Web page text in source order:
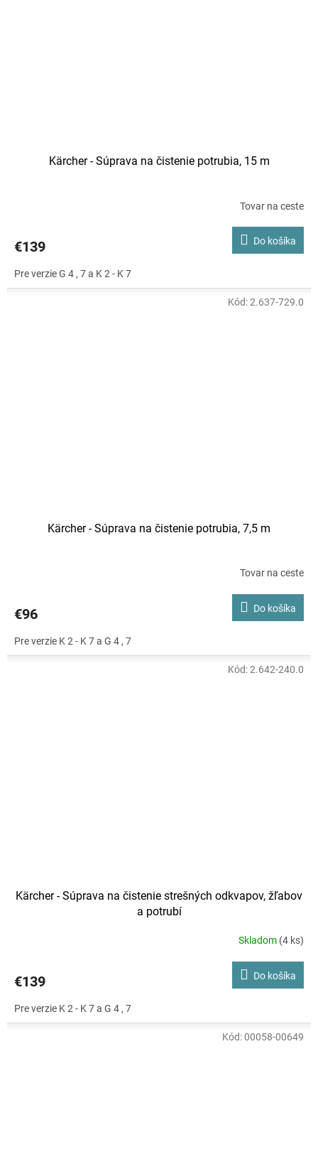
Kärcher - Súprava na čistenie potrubia, 15 m
je
z
5
Tovar na ceste
€139 Do košíka
Pre verzie G 4 , 7 a K 2 - K 7
Kärcher - Súprava na čistenie potrubia, 7,5 m
Tovar na ceste
€96 Do košíka
Pre verzie K 2 - K 7 a G 4 , 7
Kód:2.637-729.0
Kärcher - Súprava na čistenie strešných odkvapov, žľabov
a potrubí
Skladom (4 ks)
€139 Do košíka
Pre verzie K 2 - K 7 a G 4 , 7
Kód:2.642-240.0
Kód:00058-00649